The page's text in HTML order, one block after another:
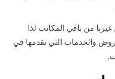
من باقي المكاتب لذا
والخدمات التي نقدمها في